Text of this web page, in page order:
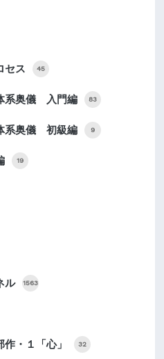
セス 45
系奥儀 入門編 83
系奥儀 初級編 9
19
ル 1563
・１「心」 32